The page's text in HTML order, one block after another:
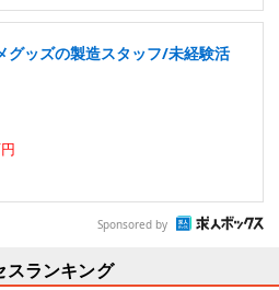
グッズの製造スタッフ/未経験活
Sponsored by
スランキング